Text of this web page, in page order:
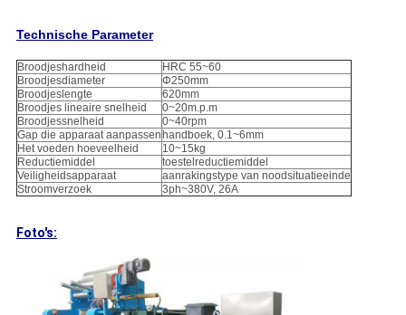
Technische Parameter
Broodjeshardheid
HRC 55~60
Broodjesdiameter
Φ250mm
Broodjeslengte
620mm
Broodjes lineaire snelheid
0~20m.p.m
Broodjessnelheid
0~40rpm
Gap die apparaat aanpassen handboek, 0.1~6mm
Het voeden hoeveelheid
10~15kg
Reductiemiddel
toestelreductiemiddel
Veiligheidsapparaat
aanrakingstype van noodsituatieeinde
Stroomverzoek
3ph~380V, 26A
Foto's: